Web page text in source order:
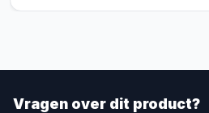
Vragen over dit product?